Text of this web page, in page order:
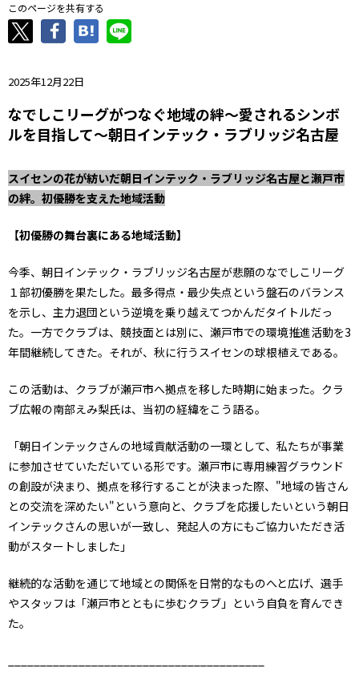
このページを共有する
2025年12月22日
なでしこリーグがつなぐ地域の絆～愛されるシンボ
ルを目指して～朝日インテック・ラブリッジ名古屋
スイセンの花が紡いだ朝日インテック・ラブリッジ名古屋と瀬戸市
の絆。初優勝を支えた地域活動
【初優勝の舞台裏にある地域活動】
今季、朝日インテック・ラブリッジ名古屋が悲願のなでしこリーグ
１部初優勝を果たした。最多得点・最少失点という盤石のバランス
を示し、主力退団という逆境を乗り越えてつかんだタイトルだっ
た。一方でクラブは、競技面とは別に、瀬戸市での環境推進活動を3
年間継続してきた。それが、秋に行うスイセンの球根植えである。
この活動は、クラブが瀬戸市へ拠点を移した時期に始まった。クラ
ブ広報の南部えみ梨氏は、当初の経緯をこう語る。
「朝日インテックさんの地域貢献活動の一環として、私たちが事業
に参加させていただいている形です。瀬戸市に専用練習グラウンド
の創設が決まり、拠点を移行することが決まった際、"地域の皆さん
との交流を深めたい"という意向と、クラブを応援したいという朝日
インテックさんの思いが一致し、発起人の方にもご協力いただき活
動がスタートしました」
継続的な活動を通じて地域との関係を日常的なものへと広げ、選手
やスタッフは「瀬戸市とともに歩むクラブ」という自負を育んでき
た。